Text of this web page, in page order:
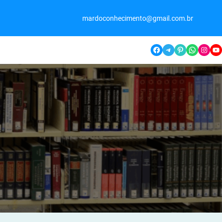
mardoconhecimento@gmail.com.br
Facebook Telegram Pinterest WhatsApp Instagram YouTube